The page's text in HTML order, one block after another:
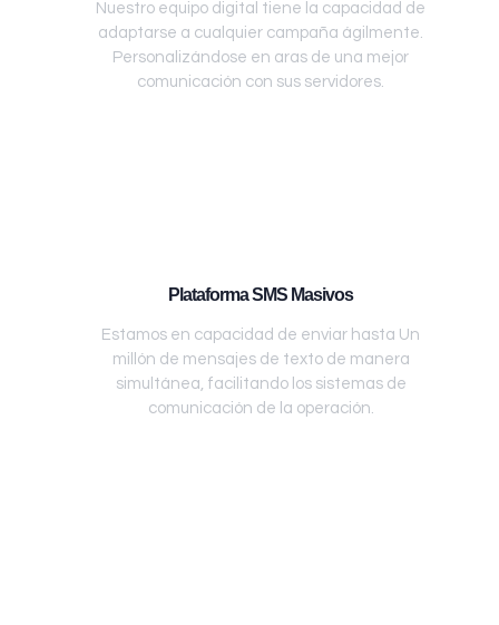
Nuestro equipo digital tiene la capacidad de
adaptarse a cualquier campaña ágilmente.
Personalizándose en aras de una mejor
comunicación con sus servidores.
Plataforma SMS Masivos
Estamos en capacidad de enviar hasta Un
millón de mensajes de texto de manera
simultánea, facilitando los sistemas de
comunicación de la operación.